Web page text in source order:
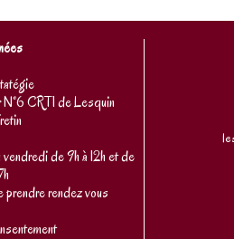
CRT1 de Lesquin
de 9h à 12h et de
prendre rendez vous